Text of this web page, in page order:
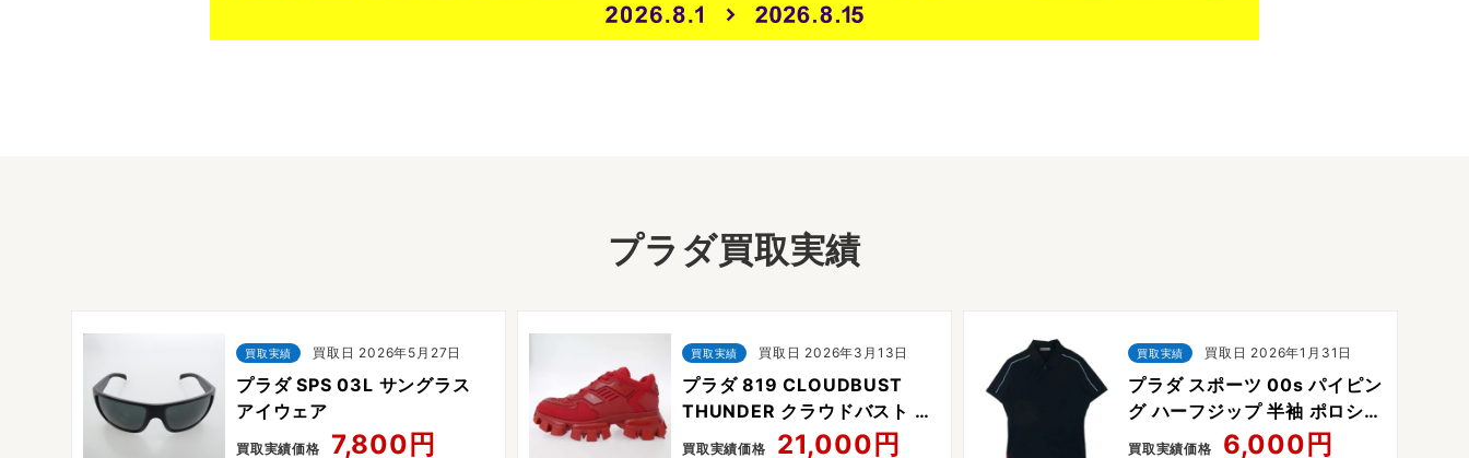
プラダ買取実績
買取実績 買取日 2026年5月27日
プラダ SPS 03L サングラス
アイウェア
買取実績価格 7,800円
買取実績 買取日 2026年3月13日
プラダ 819 CLOUDBUST
THUNDER クラウドバスト サ
ンダー スニーカー
買取実績価格 21,000円
買取実績 買取日 2026年1月31日
プラダ スポーツ 00s パイピン
グ ハーフジップ 半袖 ポロシャ
ツ
買取実績価格 6,000円